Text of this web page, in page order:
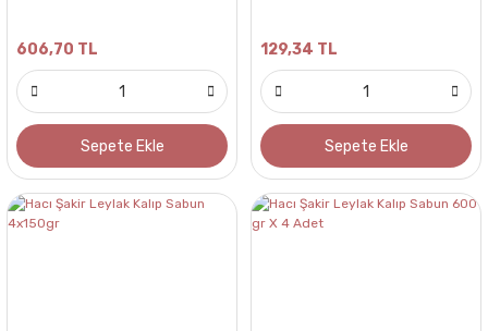
606,70 TL
Sepete Ekle
129,34 TL
Sepete Ekle